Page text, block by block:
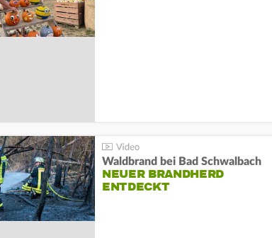
Waldbrand bei Bad Schwalbach
NEUER BRANDHERD
ENTDECKT